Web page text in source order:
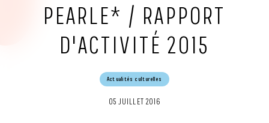
PEARLE* / RAPPORT
D'ACTIVITÉ 2015
Actualités culturelles
05 JUILLET 2016